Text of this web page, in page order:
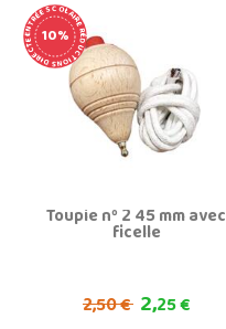
RENTRÉE SCOLAIRE RÉDUCTIONS DIRECTES
10%
Toupie nº 2 45 mm avec
ficelle
2,50 € 2,25 €